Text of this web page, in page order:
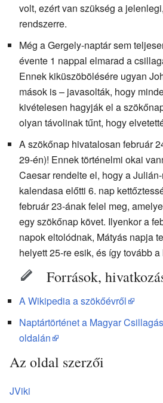
volt, ezért van szükség a
rendszerre.
Még a Gergely-naptár sem
évente 1 nappal elmarad a
Ennek kiküszöbölésére ugyan
mások is – javasolták, hogy
kivételesen hagyják el a
olyan távolinak tűnt, hogy
A szökőnap hivatalosan február
29-én)! Ennek történelmi okai
Caesar rendelte el, hogy a
kalendasa előtti 6. nap
február 23-ának felel meg,
egy szökőnap követ. Ilyenkor a
napok eltolódnak, Mátyás napja
helyett 25-re esik, és így tovább
Források,
A Wikipedia a szökőévről
Naptártörténet a Magyar
oldalán
Az oldal szerzői
JViki